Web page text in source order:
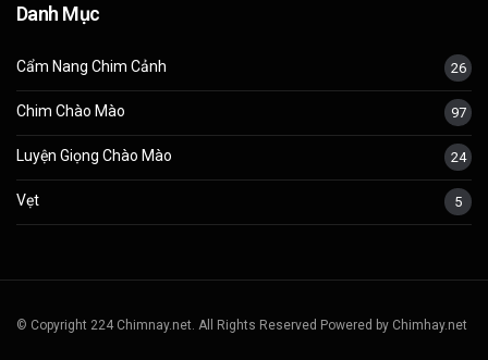
Danh Mục
Cẩm Nang Chim Cảnh 26
Chim Chào Mào 97
Luyện Giọng Chào Mào 24
Vẹt 5
© Copyright 224 Chimnay.net. All Rights Reserved Powered by Chimhay.net